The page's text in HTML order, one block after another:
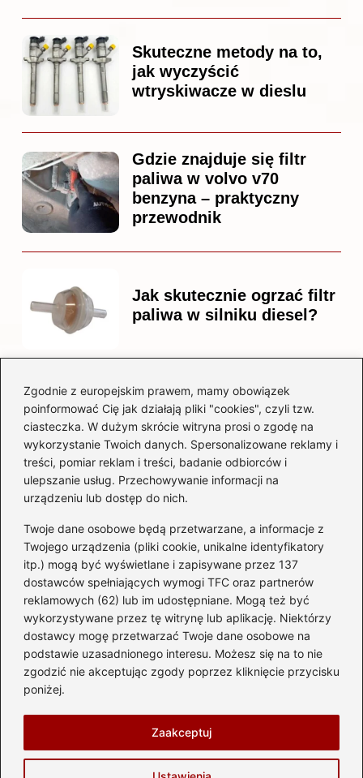
Zgodnie z europejskim prawem, mamy obowiązek
poinformować Cię jak działają pliki "cookies", czyli tzw.
ciasteczka. W dużym skrócie witryna prosi o zgodę na
wykorzystanie Twoich danych. Spersonalizowane reklamy i
treści, pomiar reklam i treści, badanie odbiorców i
ulepszanie usług. Przechowywanie informacji na
urządzeniu lub dostęp do nich.
Twoje dane osobowe będą przetwarzane, a informacje z
Twojego urządzenia (pliki cookie, unikalne identyfikatory
itp.) mogą być wyświetlane i zapisywane przez 137
dostawców spełniających wymogi TFC oraz partnerów
reklamowych (62) lub im udostępniane. Mogą też być
wykorzystywane przez tę witrynę lub aplikację. Niektórzy
dostawcy mogę przetwarzać Twoje dane osobowe na
podstawie uzasadnionego interesu. Możesz się na to nie
zgodzić nie akceptując zgody poprzez kliknięcie przycisku
poniżej.
Zaakceptuj
Skuteczne metody na to,
jak wyczyścić
wtryskiwacze w dieslu
Gdzie znajduje się filtr
paliwa w volvo v70
benzyna – praktyczny
przewodnik
Jak skutecznie ogrzać filtr
paliwa w silniku diesel?
Czy warto kupować
diesla? Przewodnik dla
przyszłych właścicieli
Kategorie
Akumulator(74)
Benzyna i Diesel(87)
Motocykle(49)
Opony(81)
Prawo jazdy(77)
Samochody(237)
Silnik(83)
Prywatność Zasady użytkowania